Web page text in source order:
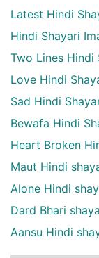
Latest Hindi
Hindi Shayari
Two Lines Hindi
Love Hindi
Sad Hindi
Bewafa Hindi
Heart Broken
Maut Hindi
Alone Hindi
Dard Bhari
Aansu Hindi